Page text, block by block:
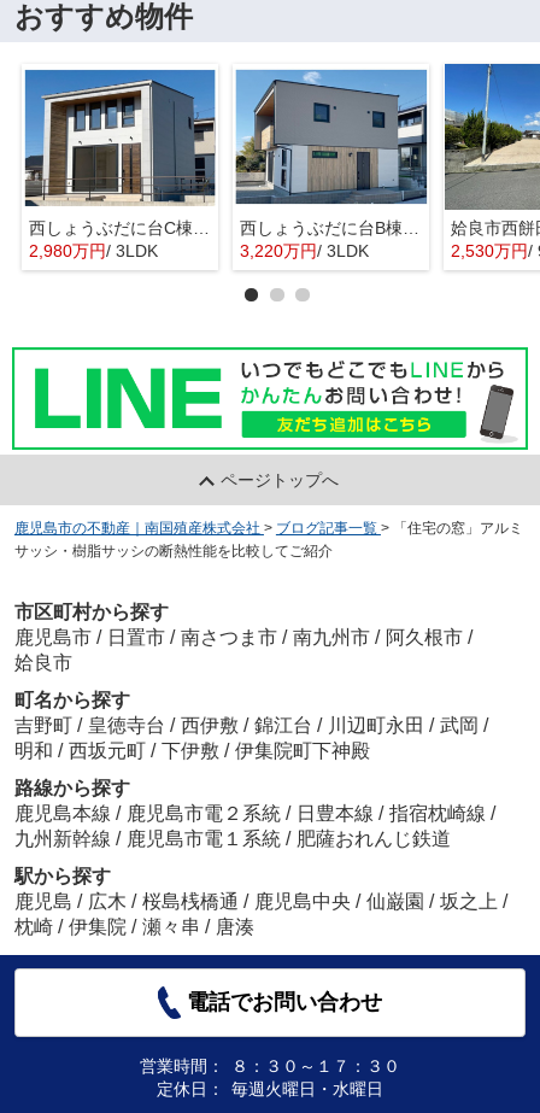
おすすめ物件
2,980万円/ 3LDK
3,220万円/ 3LDK
姶良市西
2,530万円/
ページトップへ
鹿児島市の不動産｜南国殖産株式会社 > ブログ記事一覧 >
「住宅の窓」アルミ
サッシ・樹脂サッシの断熱性能を比較してご紹介
市区町村から探す
鹿児島市 / 日置市 / 南さつま市 / 南九州市 / 阿久根市 /
姶良市
町名から探す
吉野町 / 皇徳寺台 / 西伊敷 / 錦江台 / 川辺町永田 / 武岡 /
明和 / 西坂元町 / 下伊敷 / 伊集院町下神殿
路線から探す
鹿児島本線 / 鹿児島市電２系統 / 日豊本線 / 指宿枕崎線 /
九州新幹線 / 鹿児島市電１系統 / 肥薩おれんじ鉄道
駅から探す
鹿児島 / 広木 / 桜島桟橋通 / 鹿児島中央 / 仙巌園 / 坂之上 /
枕崎 / 伊集院 / 瀬々串 / 唐湊
電話でお問い合わせ
営業時間：
８：３０～１７：３０
定休日：
毎週火曜日・水曜日